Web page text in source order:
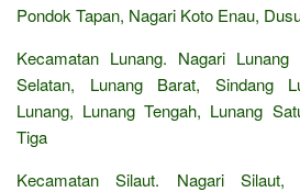
Pondok Tapan, Nagari Koto Enau,
Kecamatan Lunang. Nagari
Selatan, Lunang Barat, Sindang
Lunang, Lunang Tengah, Lunang
Tiga
Kecamatan Silaut. Nagari Silaut,